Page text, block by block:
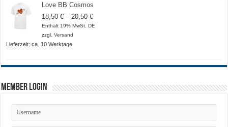
Love BB Cosmos
18,50€ – 20,50€Preisspanne:
18,50 €
Enthält 19% MwSt. DE
zzgl.Versand
Lieferzeit: ca. 10 Werktage
Member Login